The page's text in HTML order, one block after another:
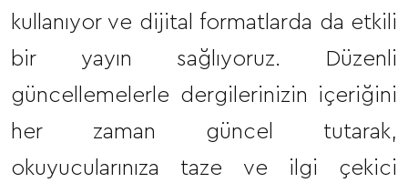
kullanıyor ve dijital formatlarda da etkili
bir yayın sağlıyoruz. Düzenli
güncellemelerle dergilerinizin içeriğini
her zaman güncel tutarak,
okuyucularınıza taze ve ilgi çekici